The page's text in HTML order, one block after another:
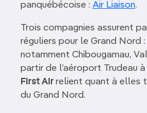
panquébécoise : Air Liaison.
Trois compagnies assurent
réguliers pour le Grand Nord :
notamment Chibougamau,
partir de l’aéroport Trudeau
First Airrelient quant à elles
du Grand Nord.